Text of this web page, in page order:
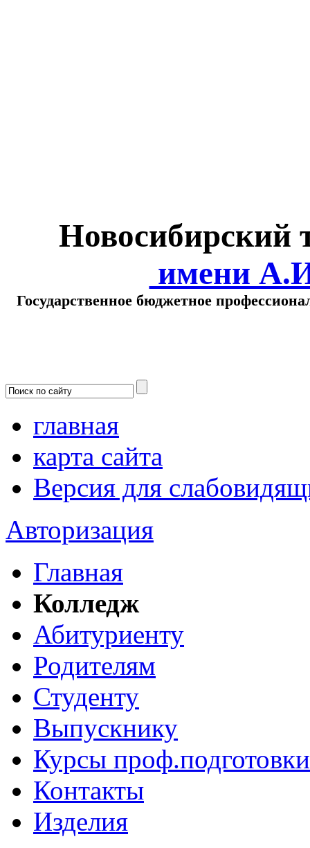
Новосибирский
имени
Государственное бюджетное
главная
карта сайта
Версия для
Авторизация
Главная
Колледж
Абитуриенту
Родителям
Студенту
Выпускнику
Курсы проф.подготовки
Контакты
Изделия